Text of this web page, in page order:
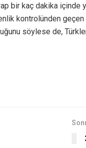
bir kaç dakika
kontrolünden
söylese de,